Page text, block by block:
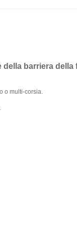
barriera
o multi-corsia.